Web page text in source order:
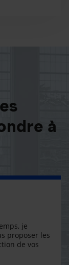
à
je
proposer les
de vos